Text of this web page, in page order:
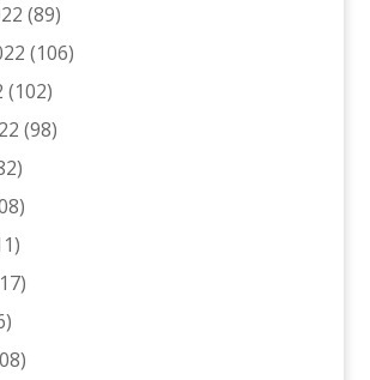
(89)
(106)
(102)
(98)